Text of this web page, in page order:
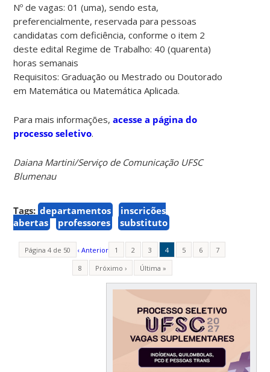
Nº de vagas: 01 (uma), sendo esta,
preferencialmente, reservada para pessoas
candidatas com deficiência, conforme o item 2
deste edital Regime de Trabalho: 40 (quarenta)
horas semanais
Requisitos: Graduação ou Mestrado ou Doutorado
em Matemática ou Matemática Aplicada.
Para mais informações,acesse a página do
processo seletivo.
Daiana Martini/Serviço de Comunicação UFSC
Blumenau
Tags: departamentos
inscrições
abertas
professores substituto
Página 4 de 50 ‹ Anterior 1 2 3 4 5 6
7
8
Próximo › Última »